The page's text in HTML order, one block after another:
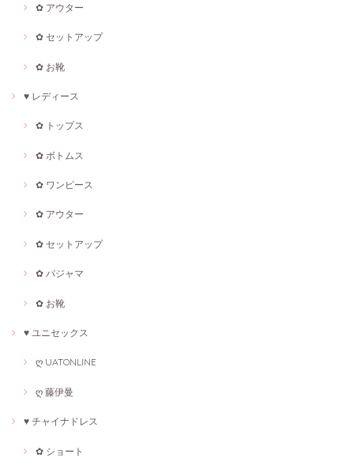
✿ アウター
✿ セットアップ
✿ お靴
♥ レディース
✿ トップス
✿ ボトムス
✿ ワンピース
✿ アウター
✿ セットアップ
✿ パジャマ
✿ お靴
♥ ユニセックス
ღ UATONLINE
ღ 藤伊曼
♥ チャイナドレス
✿ ショート